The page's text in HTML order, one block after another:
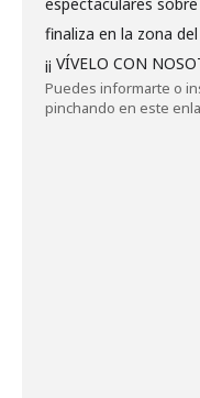
espectaculares
finaliza en la zona
¡¡ VÍVELO CON
Puedes informarte o
pinchando en este